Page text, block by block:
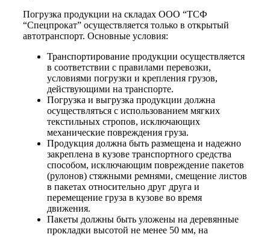
Погрузка продукции на складах ООО “ТСФ
“Спецпрокат” осуществляется только в открытый
автотранспорт. Основные условия:
Транспортирование продукции осуществляется
в соответствии с правилами перевозки,
условиями погрузки и крепления грузов,
действующими на транспорте.
Погрузка и выгрузка продукции должна
осуществляться с использованием мягких
текстильных стропов, исключающих
механические повреждения груза.
Продукция должна быть размещена и надежно
закреплена в кузове транспортного средства
способом, исключающим повреждение пакетов
(рулонов) стяжными ремнями, смещение листов
в пакетах относительно друг друга и
перемещение груза в кузове во время
движения.
Пакеты должны быть уложены на деревянные
прокладки высотой не менее 50 мм, на